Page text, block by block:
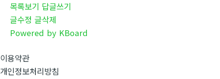
목록보기 답글쓰기
글수정 글삭제
Powered by KBoard
이용약관
개인정보처리방침